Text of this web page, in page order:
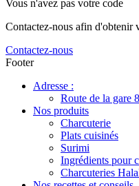
Vous n'avez pas votre code
Contactez-nous afin d'obtenir
Contactez-nous
Footer
Adresse :
Route de la gare
Nos produits
Charcuterie
Plats cuisinés
Surimi
Ingrédients pour
Charcuteries